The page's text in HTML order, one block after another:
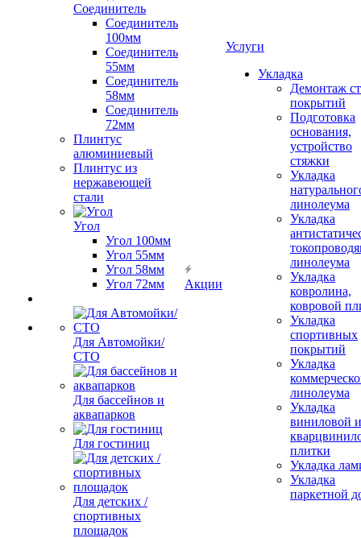
Соединитель
Соединитель
100мм
Соединитель
55мм
Соединитель
58мм
Соединитель
72мм
Плинтус
алюминиевый
Плинтус из
нержавеющей
стали
Угол
Угол 100мм
Угол 55мм
Угол 58мм
Угол 72мм
Для Автомойки/
СТО
Для бассейнов и
аквапарков
Для гостиниц
Для детских /
спортивных
площадок
Акции
Услуги
Укладка
Демонтаж
покрытий
Подготовка
основания,
устройство
стяжки
Укладка
линолеума
Укладка
линолеума
Укладка
ковролина,
ковровой
Укладка
спортивных
покрытий
Укладка
линолеума
Укладка
виниловой и
плитки
Укладка
Укладка
паркетной